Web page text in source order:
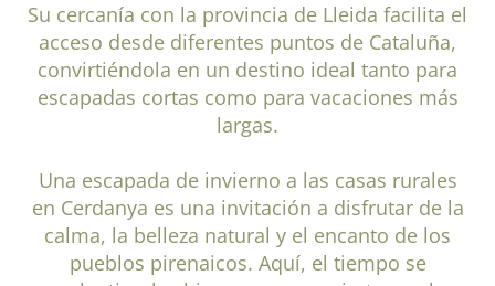
Su cercanía con la provincia de Lleida facilita el
acceso desde diferentes puntos de Cataluña,
convirtiéndola en un destino ideal tanto para
escapadas cortas como para vacaciones más
largas.
Una escapada de invierno a las casas rurales
en Cerdanya es una invitación a disfrutar de la
calma, la belleza natural y el encanto de los
pueblos pirenaicos. Aquí, el tiempo se